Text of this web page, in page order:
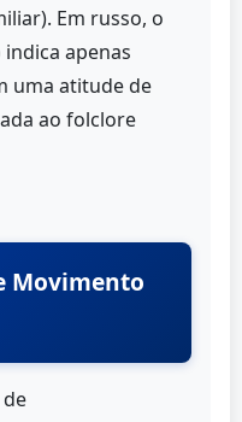
Em russo, o
indica apenas
uma atitude de
ao folclore
Movimento